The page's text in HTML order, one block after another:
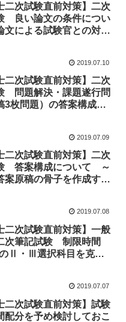
二次試験直前対策】二次
良い論文の条件につい
による試験官との対話
2019.07.10
二次試験直前対策】二次
問題解決・課題遂行問
3枚問題）の答案構成に
2019.07.09
二次試験直前対策】二次
答案構成について ～
案原稿の骨子を作成する
2019.07.08
二次試験直前対策】一般
次筆記試験 制限時間
Ⅱ・Ⅲ選択科目を克服
2019.07.07
二次試験直前対策】試験
配分を予め検討しておこ